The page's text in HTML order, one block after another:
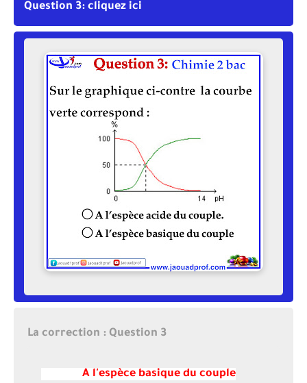
Question 3: cliquez ici
La correction : Question 3
A l'espèce basique du couple